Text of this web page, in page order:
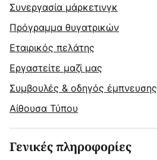
Συνεργασία μάρκετινγκ
Πρόγραμμα θυγατρικών
Εταιρικός πελάτης
Εργαστείτε μαζί μας
Συμβουλές & οδηγός έμπνευσης
Αίθουσα Τύπου
Γενικές πληροφορίες